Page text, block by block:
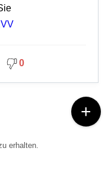
0
erhalten.